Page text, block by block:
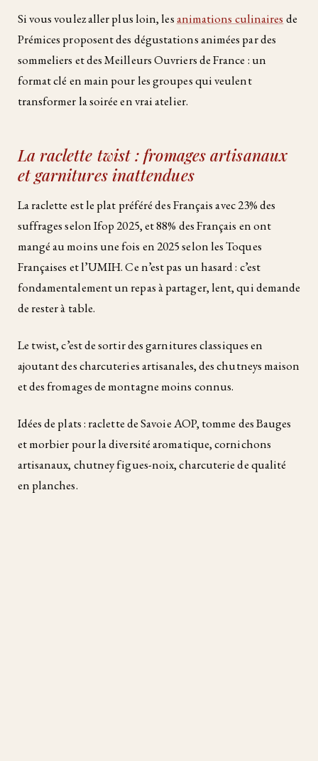
Si vous voulez aller plus loin, lesanimations culinaires de
Prémices proposent des dégustations animées par des
sommeliers et des Meilleurs Ouvriers de France : un
format clé en main pour les groupes qui veulent
transformer la soirée en vrai atelier.
La raclette twist : fromages artisanaux
et garnitures inattendues
La raclette est le plat préféré des Français avec 23% des
suffrages selon Ifop 2025, et 88% des Français en ont
mangé au moins une fois en 2025 selon les Toques
Françaises et l’UMIH. Ce n’est pas un hasard : c’est
fondamentalement un repas à partager, lent, qui demande
de rester à table.
Le twist, c’est de sortir des garnitures classiques en
ajoutant des charcuteries artisanales, des chutneys maison
et des fromages de montagne moins connus.
Idées de plats : raclette de Savoie AOP, tomme des Bauges
et morbier pour la diversité aromatique, cornichons
artisanaux, chutney figues-noix, charcuterie de qualité
en planches.